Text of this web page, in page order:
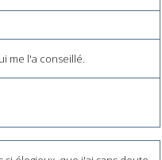
me l'a conseillé.